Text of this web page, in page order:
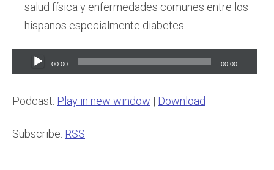
salud física y enfermedades comunes entre los
hispanos especialmente diabetes.
Audio
Player
00:00 00:00
Podcast: Play in new window | Download
Subscribe: RSS